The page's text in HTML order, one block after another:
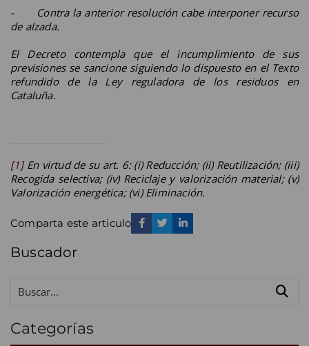
- Contra la anterior resolución cabe interponer recurso
de alzada.
El Decreto contempla que el incumplimiento de sus
previsiones se sancione siguiendo lo dispuesto en el Texto
refundido de la Ley reguladora de los residuos en
Cataluña.
[1]En virtud de su art. 6: (i) Reducción; (ii) Reutilización; (iii)
Recogida selectiva; (iv) Reciclaje y valorización material; (v)
Valorización energética; (vi) Eliminación.
Comparta este articulo
Buscador
Categorías